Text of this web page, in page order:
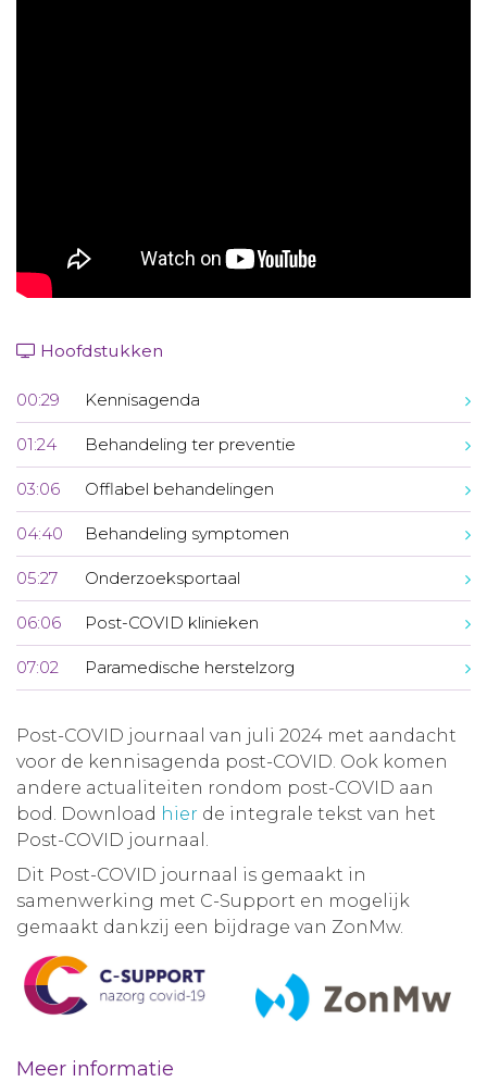
Hoofdstukken
00:29 Kennisagenda
01:24 Behandeling ter preventie
03:06 Offlabel behandelingen
04:40 Behandeling symptomen
05:27 Onderzoeksportaal
06:06 Post-COVID klinieken
07:02 Paramedische herstelzorg
Post-COVID journaal van juli 2024 met aandacht
voor de kennisagenda post-COVID. Ook komen
andere actualiteiten rondom post-COVID aan
bod. Download hier de integrale tekst van het
Post-COVID journaal.
Dit Post-COVID journaal is gemaakt in
samenwerking met C-Support en mogelijk
gemaakt dankzij een bijdrage van ZonMw.
Meer informatie